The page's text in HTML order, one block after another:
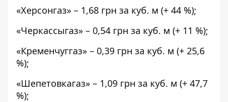
«Херсонгаз» – 1,68 грн за куб. м (+ 44 %);
«Черкассыгаз» – 0,54 грн за куб. м (+ 11 %);
«Кременчуггаз» – 0,39 грн за куб. м (+ 25,6
%);
«Шепетовкагаз» – 1,09 грн за куб. м (+ 47,7
%);